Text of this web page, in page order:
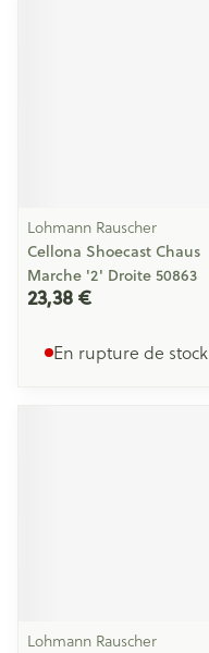
Lohmann Rauscher
Cellona Shoecast Chaus
Marche '2' Droite 50863
23,38 €
En rupture de stock
Lohmann Rauscher